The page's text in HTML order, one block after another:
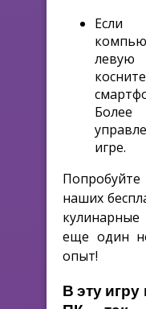
Если
игре.
наших
еще один
опыт!
В эту